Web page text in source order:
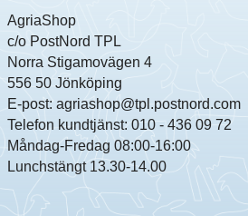
AgriaShop
c/o PostNord TPL
Norra Stigamovägen 4
556 50 Jönköping
E-post: agriashop@tpl.postnord.com
Telefon kundtjänst: 010 - 436 09 72
Måndag-Fredag 08:00-16:00
Lunchstängt 13.30-14.00